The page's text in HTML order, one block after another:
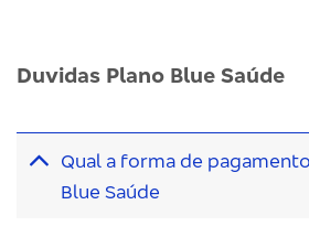
Duvidas Plano Blue Saúde
Qual a forma de
Blue Saúde